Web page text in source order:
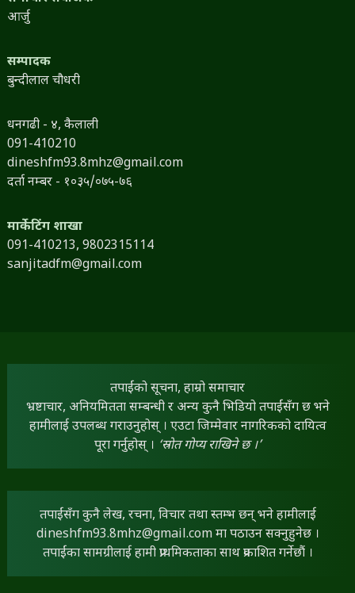
आर्जु
सम्पादक
बुन्दीलाल चौधरी
धनगढी - ४, कैलाली
091-410210
dineshfm93.8mhz@gmail.com
दर्ता नम्बर - १०३५/०७५-७६
मार्केटिंग शाखा
091-410213, 9802315114
sanjitadfm@gmail.com
तपाईंको सूचना, हाम्रो समाचार
भ्रष्टाचार, अनियमितता सम्बन्धी र अन्य कुनै भिडियो तपाईंसँग छ भने
हामीलाई उपलब्ध गराउनुहोस् । एउटा जिम्मेवार नागरिकको दायित्व
पूरा गर्नुहोस् । ‘स्रोत गोप्य राखिने छ ।’
तपाईंसँग कुनै लेख, रचना, विचार तथा स्तम्भ छन् भने हामीलाई
dineshfm93.8mhz@gmail.comमा पठाउन सक्नुहुनेछ ।
तपाईंका सामग्रीलाई हामी प्राथमिकताका साथ प्रकाशित गर्नेछौं ।